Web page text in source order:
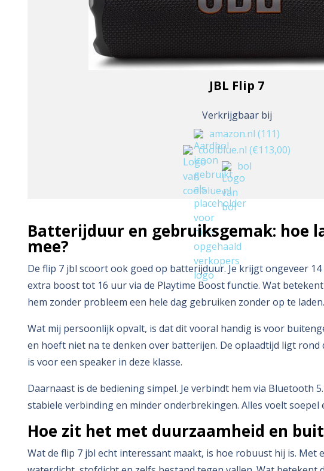
JBL Flip 7
Verkrijgbaar bij
amazon.nl (111)
coolblue.nl (€113,00)
bol
Batterijduur en gebruiksgemak: hoe
mee?
De flip 7 jbl scoort ook goed op batterijduur. Je krijgt ongeveer
extra boost tot 16 uur via de Playtime Boost functie. Wat
hem zonder probleem een hele dag gebruiken zonder op te laden.
Wat mij persoonlijk opvalt, is dat dit vooral handig is voor
en hoeft niet na te denken over batterijen. De oplaadtijd ligt rond
is voor een speaker in deze klasse.
Daarnaast is de bediening simpel. Je verbindt hem via Bluetooth
stabiele verbinding en minder onderbrekingen. Alles voelt soepel
Hoe zit het met duurzaamheid en
Wat de flip 7 jbl echt interessant maakt, is hoe robuust hij is. Met